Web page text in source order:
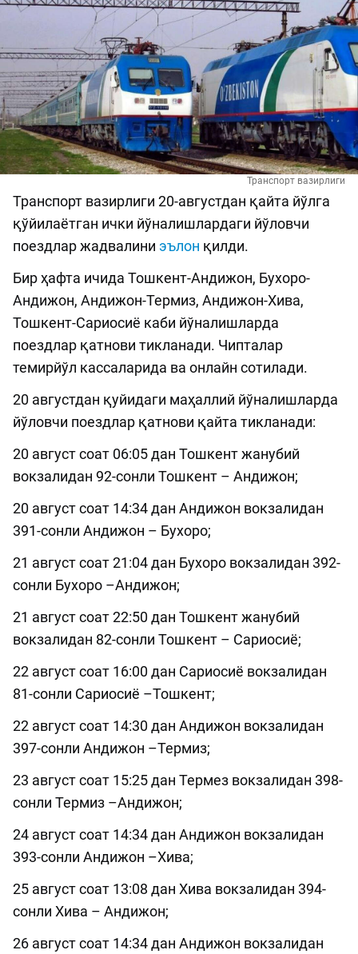
Транспорт вазирлиги
Транспорт вазирлиги 20-августдан қайта йўлга
қўйилаётган ички йўналишлардаги йўловчи
поездлар жадвалини эълон қилди.
Бир ҳафта ичида Тошкент-Aндижон, Бухоро-
Aндижон, Aндижон-Термиз, Aндижон-Хива,
Тошкент-Сариосиё каби йўналишларда
поездлар қатнови тикланади. Чипталар
темирйўл кассаларида ва онлайн сотилади.
20 августдан қуйидаги маҳаллий йўналишларда
йўловчи поездлар қатнови қайта тикланади:
20 август соат 06:05 дан Тошкент жанубий
вокзалидан 92-сонли Тошкент – Андижон;
20 август соат 14:34 дан Андижон вокзалидан
391-сонли Андижон – Бухоро;
21 август соат 21:04 дан Бухоро вокзалидан 392-
сонли Бухоро –Андижон;
21 август соат 22:50 дан Тошкент жанубий
вокзалидан 82-сонли Тошкент – Сариосиё;
22 август соат 16:00 дан Сариосиё вокзалидан
81-сонли Сариосиё –Тошкент;
22 август соат 14:30 дан Андижон вокзалидан
397-сонли Андижон –Термиз;
23 август соат 15:25 дан Термез вокзалидан 398-
сонли Термиз –Андижон;
24 август соат 14:34 дан Андижон вокзалидан
393-сонли Андижон –Хива;
25 август соат 13:08 дан Хива вокзалидан 394-
сонли Хива – Андижон;
26 август соат 14:34 дан Андижон вокзалидан